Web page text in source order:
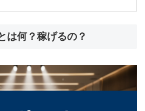
は何？稼げるの？